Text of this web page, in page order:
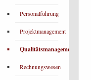
Personalführung
Projektmanagement
Qualitätsmanagement
Rechnungswesen